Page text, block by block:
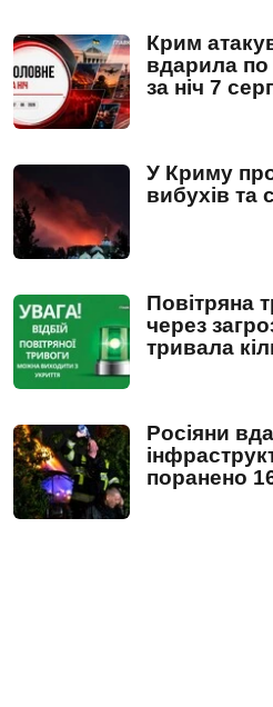
Крим
вдарила
за ніч 7
У Криму
вибухів та
Повітряна
через
тривала
Росіяни
поранено